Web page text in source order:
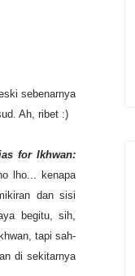
sebenarnya
Ah, ribet :)
for Ikhwan:
lho... kenapa
dan sisi
begitu, sih,
tapi sah-
di sekitarnya